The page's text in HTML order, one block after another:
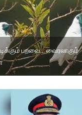
பறவை... வைரலாகும்